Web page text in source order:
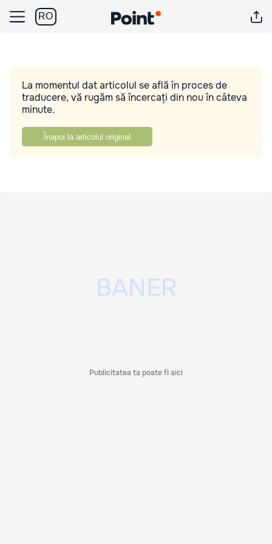
RO
La momentul dat articolul se află în proces de
traducere, vă rugăm să încercați din nou în câteva
minute.
Înapoi la articolul original
Publicitatea ta poate fi aici